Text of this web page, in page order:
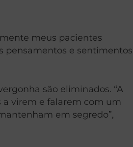
meus pacientes
pensamentos e sentimentos
são eliminados. “A
a virem e falarem com um
em segredo”,